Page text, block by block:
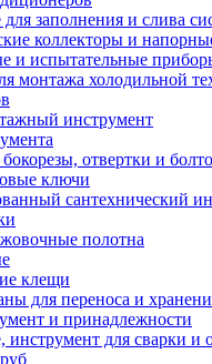
заполнения и слива
коллекторы и
и испытательные
монтажа холодильной
инструмент
отвертки и
ключи
сантехнический
полотна
клещи
для переноса и
и принадлежности
инструмент для сварки и